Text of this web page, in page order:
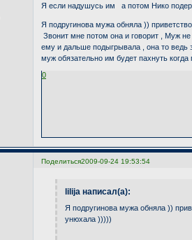
Я если надушусь им а потом Нико
Я подругинова мужа обняла ))
Звонит мне потом она и говорит , Муж
ему и дальше подыгрывала , она то
муж обязательно им будет пахнуть когда
0
Поделиться2009-09-24 19:53:54
lilija написал(а):
Я подругинова мужа обняла ))
унюхала )))))